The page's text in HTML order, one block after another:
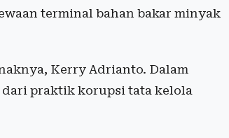
terminal bahan bakar minyak
Kerry Adrianto. Dalam
praktik korupsi tata kelola